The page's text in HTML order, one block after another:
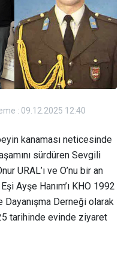
: 09.12.2025 12:40
kanaması neticesinde
sürdüren Sevgili
URAL’ı ve O’nu bir an
Ayşe Hanım’ı KHO 1992
Dayanışma Derneği olarak
tarihinde evinde ziyaret